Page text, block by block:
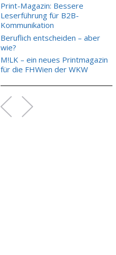
Print-Magazin: Bessere
Leserführung für B2B-
Kommunikation
Beruflich entscheiden – aber
wie?
M!LK – ein neues Printmagazin
für die FHWien der WKW